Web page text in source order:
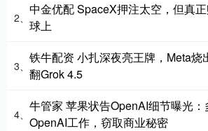
2、
中金优配 SpaceX押注太空，但真
球上
3、
铁牛配资 小扎深夜亮王牌，Meta烧
翻Grok 4.5
4、
牛管家 苹果状告OpenAI细节曝光
OpenAI工作，窃取商业秘密